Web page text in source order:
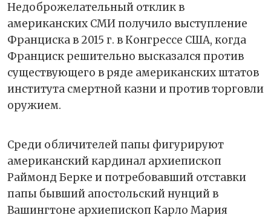
Недоброжелательный отклик в
американских СМИ получило выступление
Франциска в 2015 г. в Конгрессе США, когда
Франциск решительно высказался против
существующего в ряде американских штатов
института смертной казни и против торговли
оружием.
Среди обличителей папы фигурируют
американский кардинал архиепископ
Раймонд Берке и потребовавший отставки
папы бывший апостольский нунций в
Вашингтоне архиепископ Карло Мария